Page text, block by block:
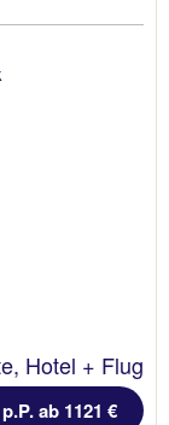
Hotel + Flug
ab 1121 €